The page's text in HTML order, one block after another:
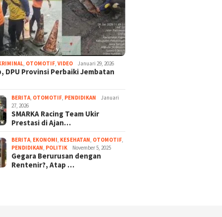
OTOMOTIF ,VIDEO Januari 29, 2026
DPU Provinsi Perbaiki Jembatan
BERITA OTOMOTIF PENDIDIKAN
Januari
27, 2026
SMARKA Racing Team Ukir
Prestasi di Ajan…
BERITA EKONOMI KESEHATAN OTOMOTIF
PENDIDIKAN POLITIK November 5, 2025
Gegara Berurusan dengan
Rentenir?, Atap …